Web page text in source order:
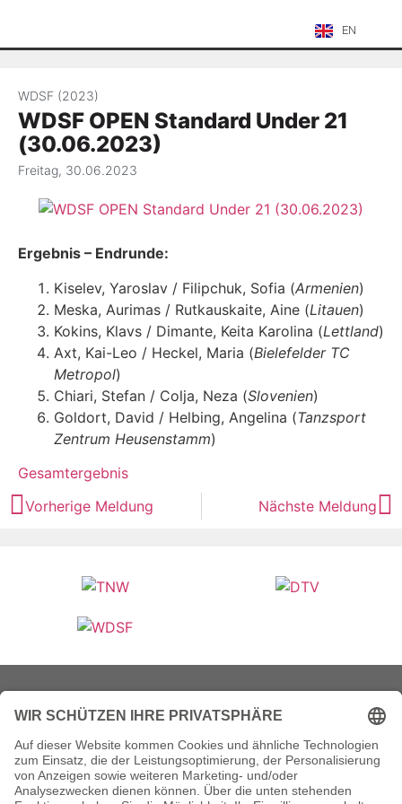
EN
WDSF (2023)
WDSF OPEN Standard Under 21
(30.06.2023)
Freitag, 30.06.2023
Ergebnis – Endrunde:
Kiselev, Yaroslav / Filipchuk, Sofia (Armenien)
Meska, Aurimas / Rutkauskaite, Aine (Litauen)
Kokins, Klavs / Dimante, Keita Karolina (Lettland)
Axt, Kai-Leo / Heckel, Maria (Bielefelder TC
Metropol)
Chiari, Stefan / Colja, Neza (Slovenien)
Goldort, David / Helbing, Angelina (Tanzsport
Zentrum Heusenstamm)
Gesamtergebnis
Vorherige Meldung
Nächste Meldung
Veranstalter (Ausrichter):
Veranstaltungsort:
Historische Stadthalle Wuppertal